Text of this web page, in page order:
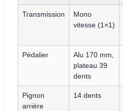
Transmission
Mono
vitesse (1×1)
Pédalier
Alu 170 mm,
plateau 39
dents
Pignon
arrière
14 dents